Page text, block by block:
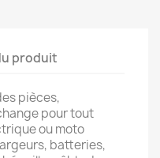
produit
pièces,
pour tout
ou moto
batteries,